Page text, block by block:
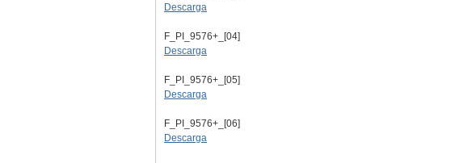
Descarga
F_PI_9576+_[04]
Descarga
F_PI_9576+_[05]
Descarga
F_PI_9576+_[06]
Descarga